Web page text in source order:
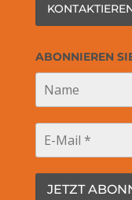
ABONNIEREN